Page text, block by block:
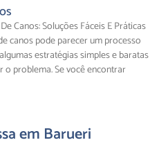
Canos: Soluções Fáceis E Práticas
canos pode parecer um processo
estratégias simples e baratas
o problema. Se você encontrar
em Barueri